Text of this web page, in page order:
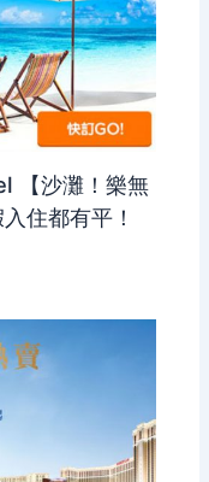
【沙灘！樂無
住都有平！